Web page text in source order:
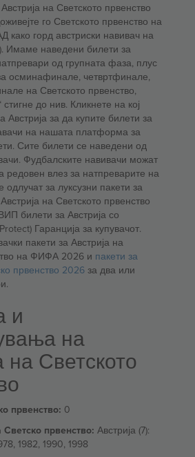
на Светското првенство
го Светското првенство на
горд австриски навивач на
Имаме наведени билети за
од групната фаза, плус
осминафинале, четвртфинале,
на Светското првенство,
до нив. Кликнете на кој
Австрија за да купите билети за
на нашата платформа за
Сите билети се наведени од
Фудбалските навивачи можат
редовен влез за натпреварите на
одлучат за луксузни пакети за
на Светското првенство
билети за Австрија со
Гаранција за купувачот.
пакети за Австрија на
на ФИФА 2026 и пакети за
првенство 2026 за два или
и
на
на Светското
првенство: 0
првенство: Австрија (7):
1982, 1990, 1998